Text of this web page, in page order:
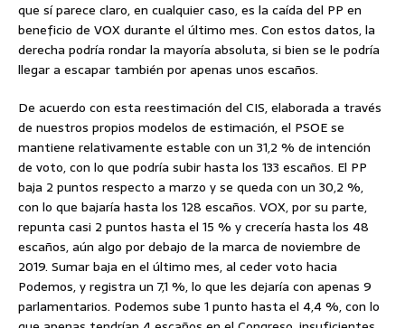
que sí parece claro, en cualquier caso, es la caída del PP en
beneficio de VOX durante el último mes. Con estos datos, la
derecha podría rondar la mayoría absoluta, si bien se le podría
llegar a escapar también por apenas unos escaños.
De acuerdo con esta reestimación del CIS, elaborada a través
de nuestros propios modelos de estimación, el PSOE se
mantiene relativamente estable con un 31,2 % de intención
de voto, con lo que podría subir hasta los 133 escaños. El PP
baja 2 puntos respecto a marzo y se queda con un 30,2 %,
con lo que bajaría hasta los 128 escaños. VOX, por su parte,
repunta casi 2 puntos hasta el 15 % y crecería hasta los 48
escaños, aún algo por debajo de la marca de noviembre de
2019. Sumar baja en el último mes, al ceder voto hacia
Podemos, y registra un 7,1 %, lo que les dejaría con apenas 9
parlamentarios. Podemos sube 1 punto hasta el 4,4 %, con lo